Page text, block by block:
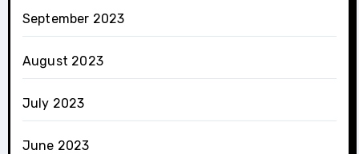
September 2023
August 2023
July 2023
June 2023